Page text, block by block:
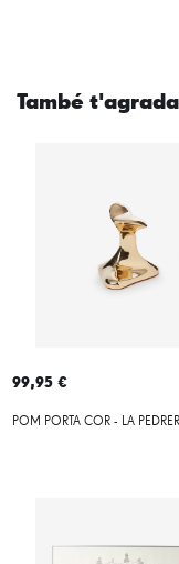
També
99,95 €
POM PORTA COR - LA